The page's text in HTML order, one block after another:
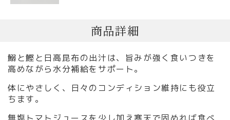
商品詳細
鰯と鰹と日高昆布の出汁は、旨みが強く食いつきを
高めながら水分補給をサポート。
体にやさしく、日々のコンディション維持にも役立
ちます。
無塩トマトジュースを少し加え寒天で固めれば食べ